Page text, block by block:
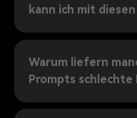
kann ich mit
Warum liefern
Prompts schlechte